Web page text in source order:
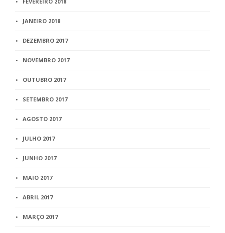
JANEIRO 2018
DEZEMBRO 2017
NOVEMBRO 2017
OUTUBRO 2017
SETEMBRO 2017
AGOSTO 2017
JULHO 2017
JUNHO 2017
MAIO 2017
ABRIL 2017
MARÇO 2017